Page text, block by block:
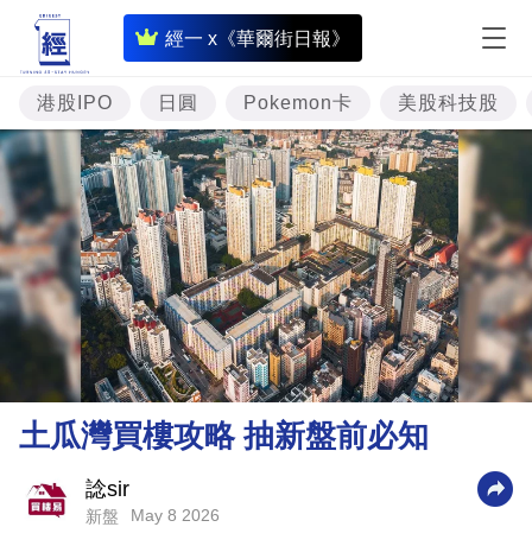
經一 x《華爾街日報》
即
時
財
經
專
題
投
資
樓
市
理
財
業
港股IPO 日圓 Pokemon卡 美股科技股
土瓜灣買樓攻略 抽新盤前必知
諗sir
新盤 May 8 2026